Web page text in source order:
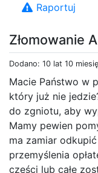
Złomowanie
Dodano: 10 lat 10
Macie Państwo w
który już nie
do zgniotu, aby
Mamy pewien
ma zamiar
przemyślenia
części lub całe
Raportuj